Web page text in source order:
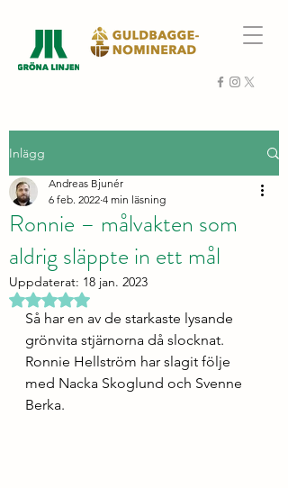
Inlägg
Ronnie – målvakten som
aldrig släppte in ett mål
Andreas Bjunér
6 feb. 2022 4 min läsning
Uppdaterat: 18 jan. 2023
Betygsatt till NaN av 5 stjärnor.
Så har en av de starkaste lysande
grönvita stjärnorna då slocknat.
Ronnie Hellström har slagit följe
med Nacka Skoglund och Svenne
Berka.